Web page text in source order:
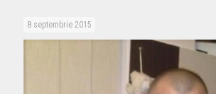
8 septembrie 2015